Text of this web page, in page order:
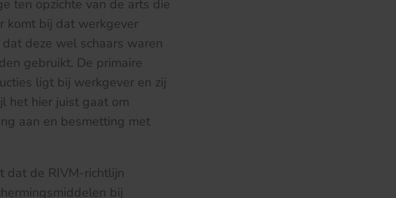
ten opzichte van de arts die
komt bij dat werkgever
deze wel schaars waren
gebruikt. De primaire
ligt bij werkgever en zij
het hier juist gaat om
aan en besmetting met
dat de RIVM-richtlijn
bij